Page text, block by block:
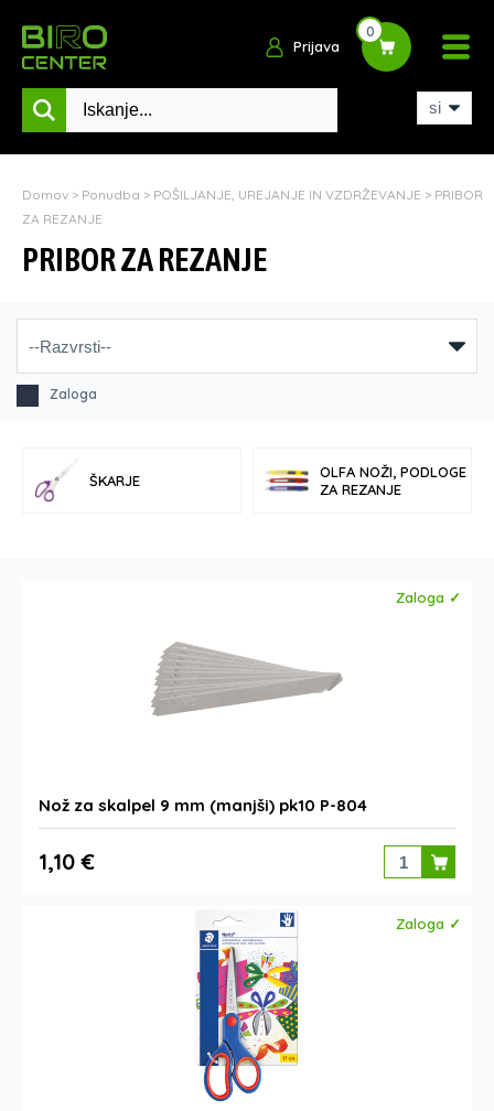
Prijava
0
Domov > Ponudba > POŠILJANJE, UREJANJE IN VZDRŽEVANJE > PRIBOR
ZA REZANJE
PRIBOR ZA REZANJE
Zaloga
ŠKARJE
OLFA NOŽI, PODLOGE
ZA REZANJE
Zaloga ✓
Nož za skalpel 9 mm (manjši) pk10 P-804
1,10 €
Zaloga ✓